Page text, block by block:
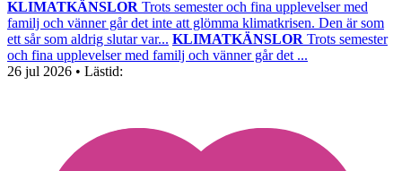
KLIMATKÄNSLOR Trots semester och fina upplevelser med
familj och vänner går det inte att glömma klimatkrisen. Den är som
ett sår som aldrig slutar var... KLIMATKÄNSLOR Trots semester
och fina upplevelser med familj och vänner går det ...
26 jul 2026 • Lästid: